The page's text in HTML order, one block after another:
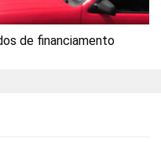
de financiamento